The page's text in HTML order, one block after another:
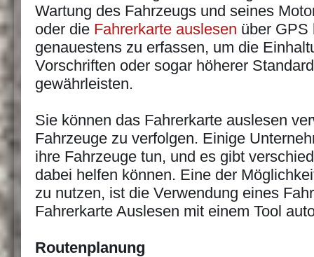
Wartung des Fahrzeugs und seines
oder die Fahrerkarte auslesen über GPS
genauestens zu erfassen, um die
Vorschriften oder sogar höherer
gewährleisten.
Sie können das Fahrerkarte auslesen
Fahrzeuge zu verfolgen. Einige
ihre Fahrzeuge tun, und es gibt
dabei helfen können. Eine der
zu nutzen, ist die Verwendung eines
Fahrerkarte Auslesen mit einem Tool
Routenplanung